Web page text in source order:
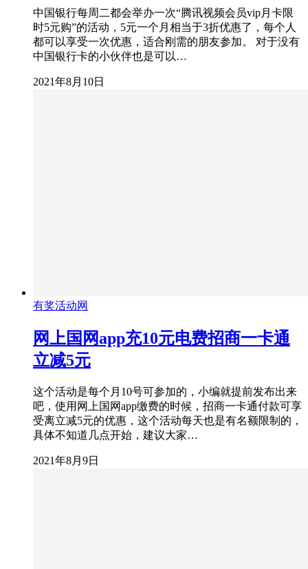
中国银行每周二都会举办一次“腾讯视频会员vip月卡限
时5元购”的活动，5元一个月相当于3折优惠了，每个人
都可以享受一次优惠，适合刚需的朋友参加。 对于没有
中国银行卡的小伙伴也是可以…
2021年8月10日
有奖活动网
网上国网app充10元电费招商一卡通
立减5元
这个活动是每个月10号可参加的，小编就提前发布出来
吧，使用网上国网app缴费的时候，招商一卡通付款可享
受离立减5元的优惠，这个活动每天也是有名额限制的，
具体不知道几点开始，建议大家…
2021年8月9日